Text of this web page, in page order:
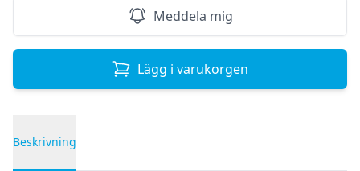
Meddela mig
Lägg i varukorgen
Beskrivning